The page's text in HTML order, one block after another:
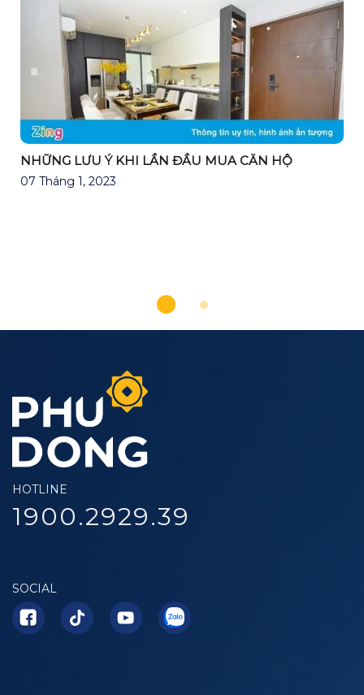
NHỮNG LƯU Ý KHI LẦN ĐẦU MUA CĂN HỘ
07 Tháng 1, 2023
HOTLINE
1900.2929.39
SOCIAL